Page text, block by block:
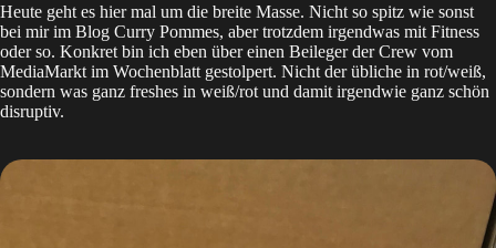
Heute geht es hier mal um die breite Masse. Nicht so spitz wie sonst
bei mir im Blog Curry Pommes, aber trotzdem irgendwas mit Fitness
oder so. Konkret bin ich eben über einen Beileger der Crew vom
MediaMarkt im Wochenblatt gestolpert. Nicht der übliche in rot/weiß,
sondern was ganz freshes in weiß/rot und damit irgendwie ganz schön
disruptiv.